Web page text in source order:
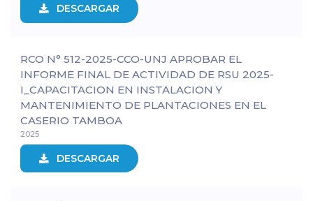
DESCARGAR
RCO N° 512-2025-CCO-UNJ APROBAR EL
INFORME FINAL DE ACTIVIDAD DE RSU 2025-
I_CAPACITACION EN INSTALACION Y
MANTENIMIENTO DE PLANTACIONES EN EL
CASERIO TAMBOA
2025
DESCARGAR